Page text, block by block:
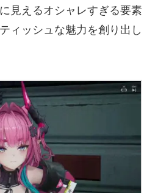
見えるオシャレすぎる要素
ィッシュな魅力を創り出し